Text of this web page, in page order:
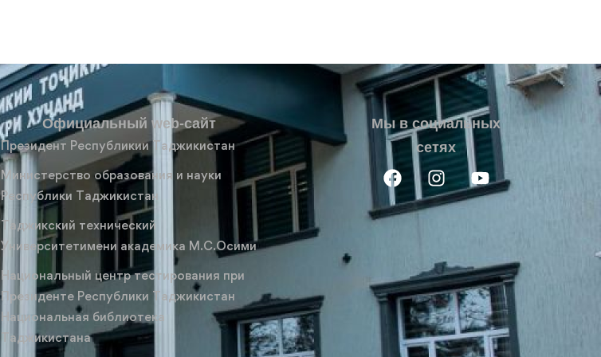
Официальный web-сайт
Президент Республикии Таджикистан
Министерство образования и науки
Республики Таджикистан
Таджикский технический
Университетимени академика М.С.Осими
Национальный центр тестирования при
Президенте Республики Таджикистан
Национальная библиотека
Таджикистана
Мы в социальных
сетях